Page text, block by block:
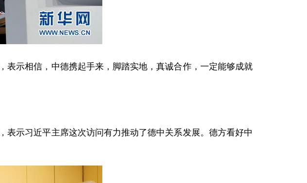
示相信，中德携起手来，脚踏实地，真诚合作，一定能够成就
示习近平主席这次访问有力推动了德中关系发展。德方看好中